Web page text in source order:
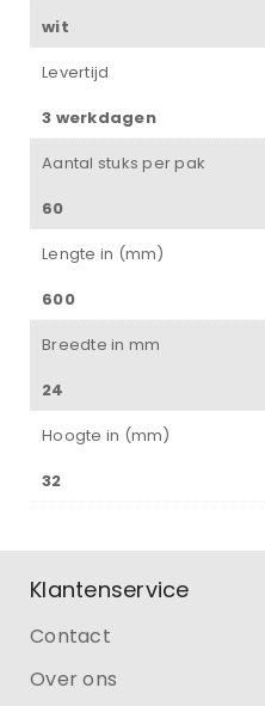
wit
Levertijd
3 werkdagen
Aantal stuks per pak
60
Lengte in (mm)
600
Breedte in mm
24
Hoogte in (mm)
32
Klantenservice
Contact
Over ons